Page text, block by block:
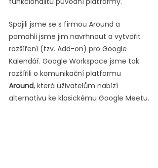
Spojili jsme se s firmou Around a
pomohli jsme jim navrhnout a vytvořit
rozšíření (tzv. Add-on) pro Google
Kalendář. Google Workspace jsme tak
rozšířili o komunikační platformu
Around, která uživatelům nabízí
alternativu ke klasickému Google Meetu.